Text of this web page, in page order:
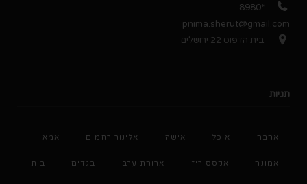
*8980
pnima.sherut@gmail.com
בית הדפוס 22 ירושלים
תגיות
אהבה אוכל אישה אלינור רחמים אמא
אמונה אקססוריז ארוחת ערב בגדים בית